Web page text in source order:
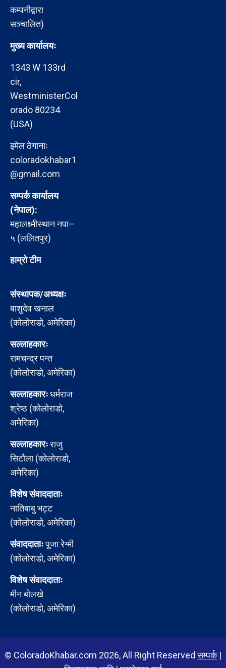
कम्पनीद्वारा
सञ्चालित)
मुख्य कार्यालयः
1343 W 133rd
cir,
WestministerCol
orado 80234
(USA)
इमेल ठेगानाः
coloradokhabar1
@gmail.com
सम्पर्क कार्यालय
(नेपाल):
महालक्ष्मीस्थान नपा–
५ (ललितपुर)
हाम्रो टीम
संस्थापक/अध्यक्षः
बाशुदेव खनाल
(कोलोराडो, अमेरिका)
सल्लाहकारः
रामचन्द्र पन्त
(कोलोराडो, अमेरिका)
सल्लाहकारःधर्मराज
श्रेष्ठ (कोलोराडो,
अमेरिका)
सल्लाहकारःराजु
सिटौला (कोलोराडो,
अमेरिका)
विशेष संवाददाताः
नातिबाबु भट्ट
(कोलोराडो, अमेरिका)
संवाददाताःपूजा रेग्मी
(कोलोराडो, अमेरिका)
विशेष संवाददाताः
मीन बोलखे
(कोलोराडो, अमेरिका)
© ColoradoKhabar.com 2026, All Right Reservedसम्पर्क|